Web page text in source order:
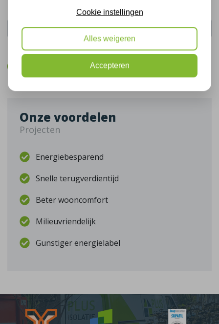
De gegevens die u hier verstrekt vallen onder ons
Onze voordelen
Projecten
Energiebesparend
Snelle terugverdientijd
Beter wooncomfort
Milieuvriendelijk
Gunstiger energielabel
Cookie instellingen
Alles weigeren
Accepteren